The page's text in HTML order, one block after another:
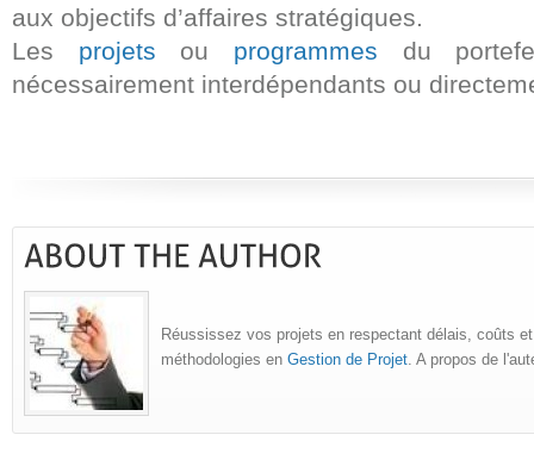
aux objectifs d’affaires stratégiques.
Les projets ou programmes du
nécessairement interdépendants ou
Réussissez vos projets en respectant délais, coûts
méthodologies en Gestion de Projet. A propos de